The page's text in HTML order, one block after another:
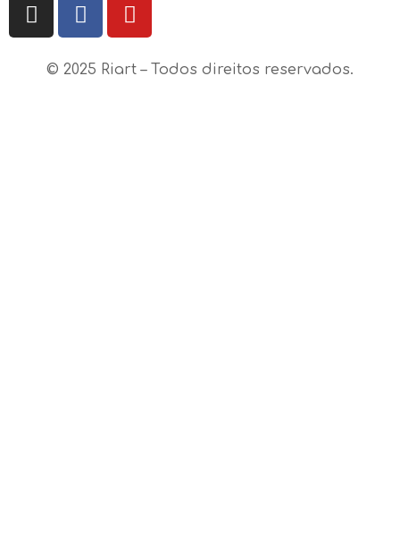
© 2025 Riart – Todos direitos reservados.